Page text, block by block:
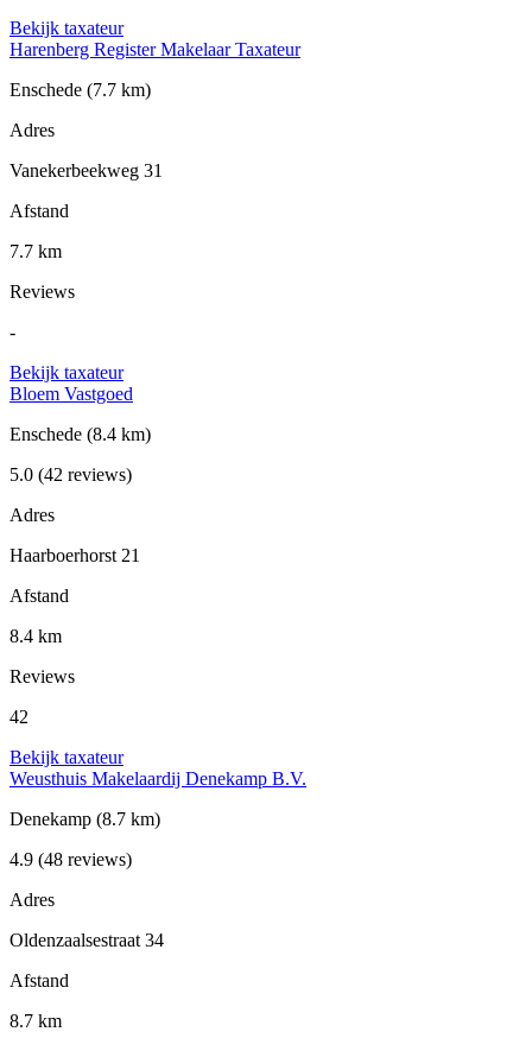
Bekijk taxateur
Harenberg Register Makelaar Taxateur
Enschede (7.7 km)
Adres
Vanekerbeekweg 31
Afstand
7.7 km
Reviews
-
Bekijk taxateur
Bloem Vastgoed
Enschede (8.4 km)
5.0 (42 reviews)
Adres
Haarboerhorst 21
Afstand
8.4 km
Reviews
42
Bekijk taxateur
Weusthuis Makelaardij Denekamp B.V.
Denekamp (8.7 km)
4.9 (48 reviews)
Adres
Oldenzaalsestraat 34
Afstand
8.7 km